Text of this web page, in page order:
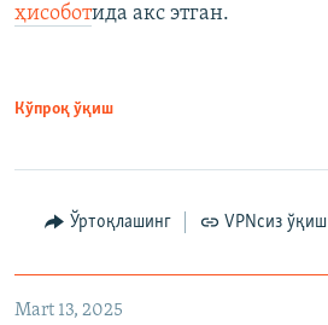
ҳисоботида акс этган.
Кўпроқ ўқиш
Ўртоқлашинг VPNсиз ўқиш
Mart 13, 2025